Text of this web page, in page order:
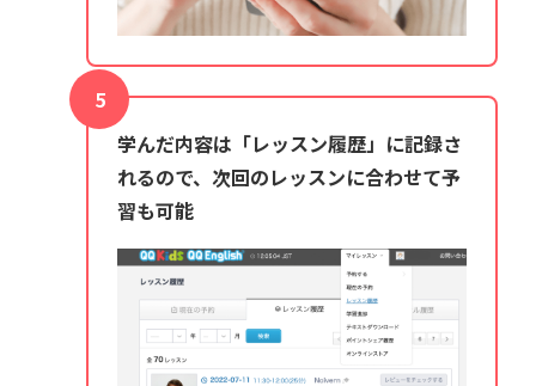
学んだ内容は「レッスン履歴」に記録さ
れるので、次回のレッスンに合わせて予
習も可能